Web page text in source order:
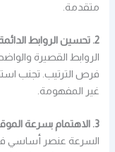
متقدمة.
2. تحسين الروابط الدائمة (URLs)
الروابط القصيرة
فرص الترتيب. تجنب
غير المفهومة.
3. الاهتمام بسرعة الموقع
السرعة عنصر أساسي